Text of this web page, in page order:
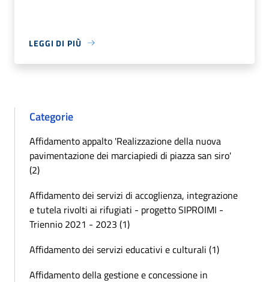
LEGGI DI PIÙ
Categorie
Affidamento appalto 'Realizzazione della nuova
pavimentazione dei marciapiedi di piazza san siro'
(2)
Affidamento dei servizi di accoglienza, integrazione
e tutela rivolti ai rifugiati - progetto SIPROIMI -
Triennio 2021 - 2023 (1)
Affidamento dei servizi educativi e culturali (1)
Affidamento della gestione e concessione in